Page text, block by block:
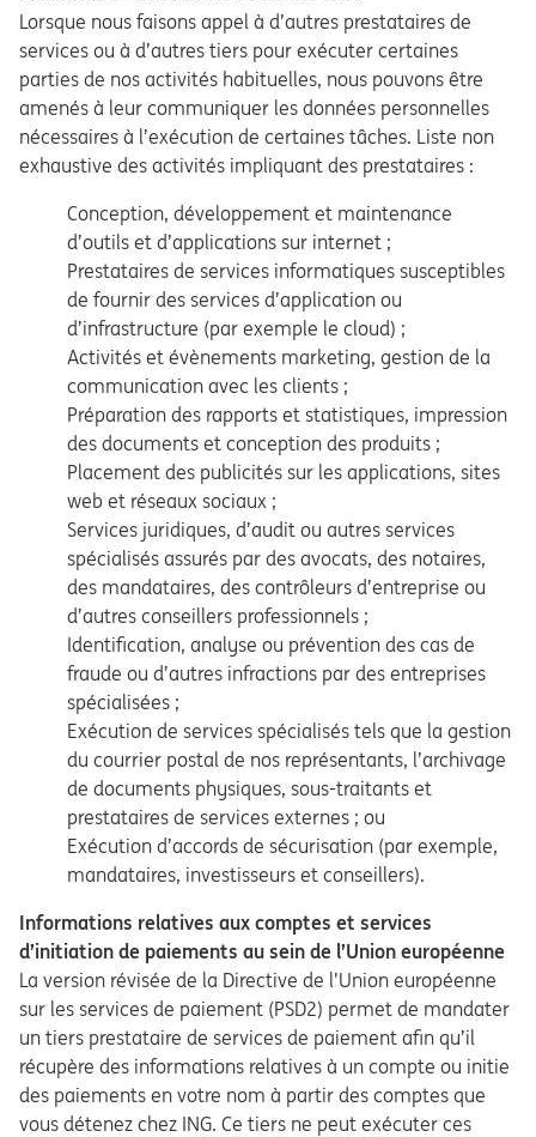
Lorsque nous faisons appel à d’autres prestataires de
services ou à d’autres tiers pour exécuter certaines
parties de nos activités habituelles, nous pouvons être
amenés à leur communiquer les données personnelles
nécessaires à l’exécution de certaines tâches. Liste non
exhaustive des activités impliquant des prestataires :
Conception, développement et maintenance
d’outils et d’applications sur internet ;
Prestataires de services informatiques susceptibles
de fournir des services d’application ou
d’infrastructure (par exemple le cloud) ;
Activités et évènements marketing, gestion de la
communication avec les clients ;
Préparation des rapports et statistiques, impression
des documents et conception des produits ;
Placement des publicités sur les applications, sites
web et réseaux sociaux ;
Services juridiques, d’audit ou autres services
spécialisés assurés par des avocats, des notaires,
des mandataires, des contrôleurs d’entreprise ou
d’autres conseillers professionnels ;
Identification, analyse ou prévention des cas de
fraude ou d’autres infractions par des entreprises
spécialisées ;
Exécution de services spécialisés tels que la gestion
du courrier postal de nos représentants, l’archivage
de documents physiques, sous-traitants et
prestataires de services externes ; ou
Exécution d’accords de sécurisation (par exemple,
mandataires, investisseurs et conseillers).
Informations relatives aux comptes et services
d’initiation de paiements au sein de l’Union européenne
La version révisée de la Directive de l’Union européenne
sur les services de paiement (PSD2) permet de mandater
un tiers prestataire de services de paiement afin qu’il
récupère des informations relatives à un compte ou initie
des paiements en votre nom à partir des comptes que
vous détenez chez ING. Ce tiers ne peut exécuter ces